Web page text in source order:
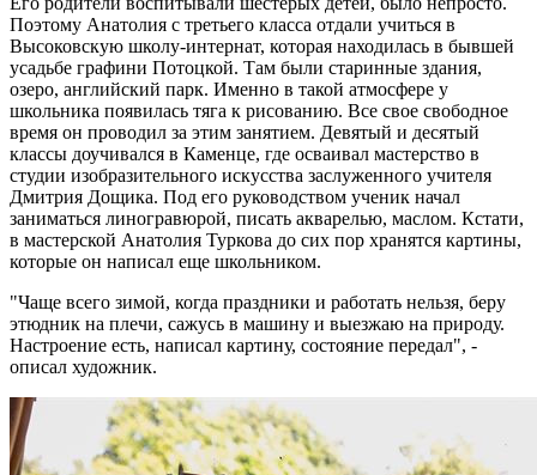
Поэтому Анатолия с третьего класса отдали учиться в
Высоковскую школу-интернат, которая находилась в бывшей
усадьбе графини Потоцкой. Там были старинные здания,
озеро, английский парк. Именно в такой атмосфере у
школьника появилась тяга к рисованию. Все свое свободное
время он проводил за этим занятием. Девятый и десятый
классы доучивался в Каменце, где осваивал мастерство в
студии изобразительного искусства заслуженного учителя
Дмитрия Дощика. Под его руководством ученик начал
заниматься линогравюрой, писать акварелью, маслом. Кстати,
в мастерской Анатолия Туркова до сих пор хранятся картины,
которые он написал еще школьником.
"Чаще всего зимой, когда праздники и работать нельзя, беру
этюдник на плечи, сажусь в машину и выезжаю на природу.
Настроение есть, написал картину, состояние передал", -
описал художник.